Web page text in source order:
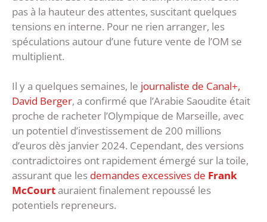
pas à la hauteur des attentes, suscitant quelques
tensions en interne. Pour ne rien arranger, les
spéculations autour d’une future vente de l’OM se
multiplient.
Il y a quelques semaines, le journaliste de Canal+,
David Berger, a confirmé que l’Arabie Saoudite était
proche de racheter l’Olympique de Marseille, avec
un potentiel d’investissement de 200 millions
d’euros dès janvier 2024. Cependant, des versions
contradictoires ont rapidement émergé sur la toile,
assurant que les demandes excessives de Frank
McCourtauraient finalement repoussé les
potentiels repreneurs.